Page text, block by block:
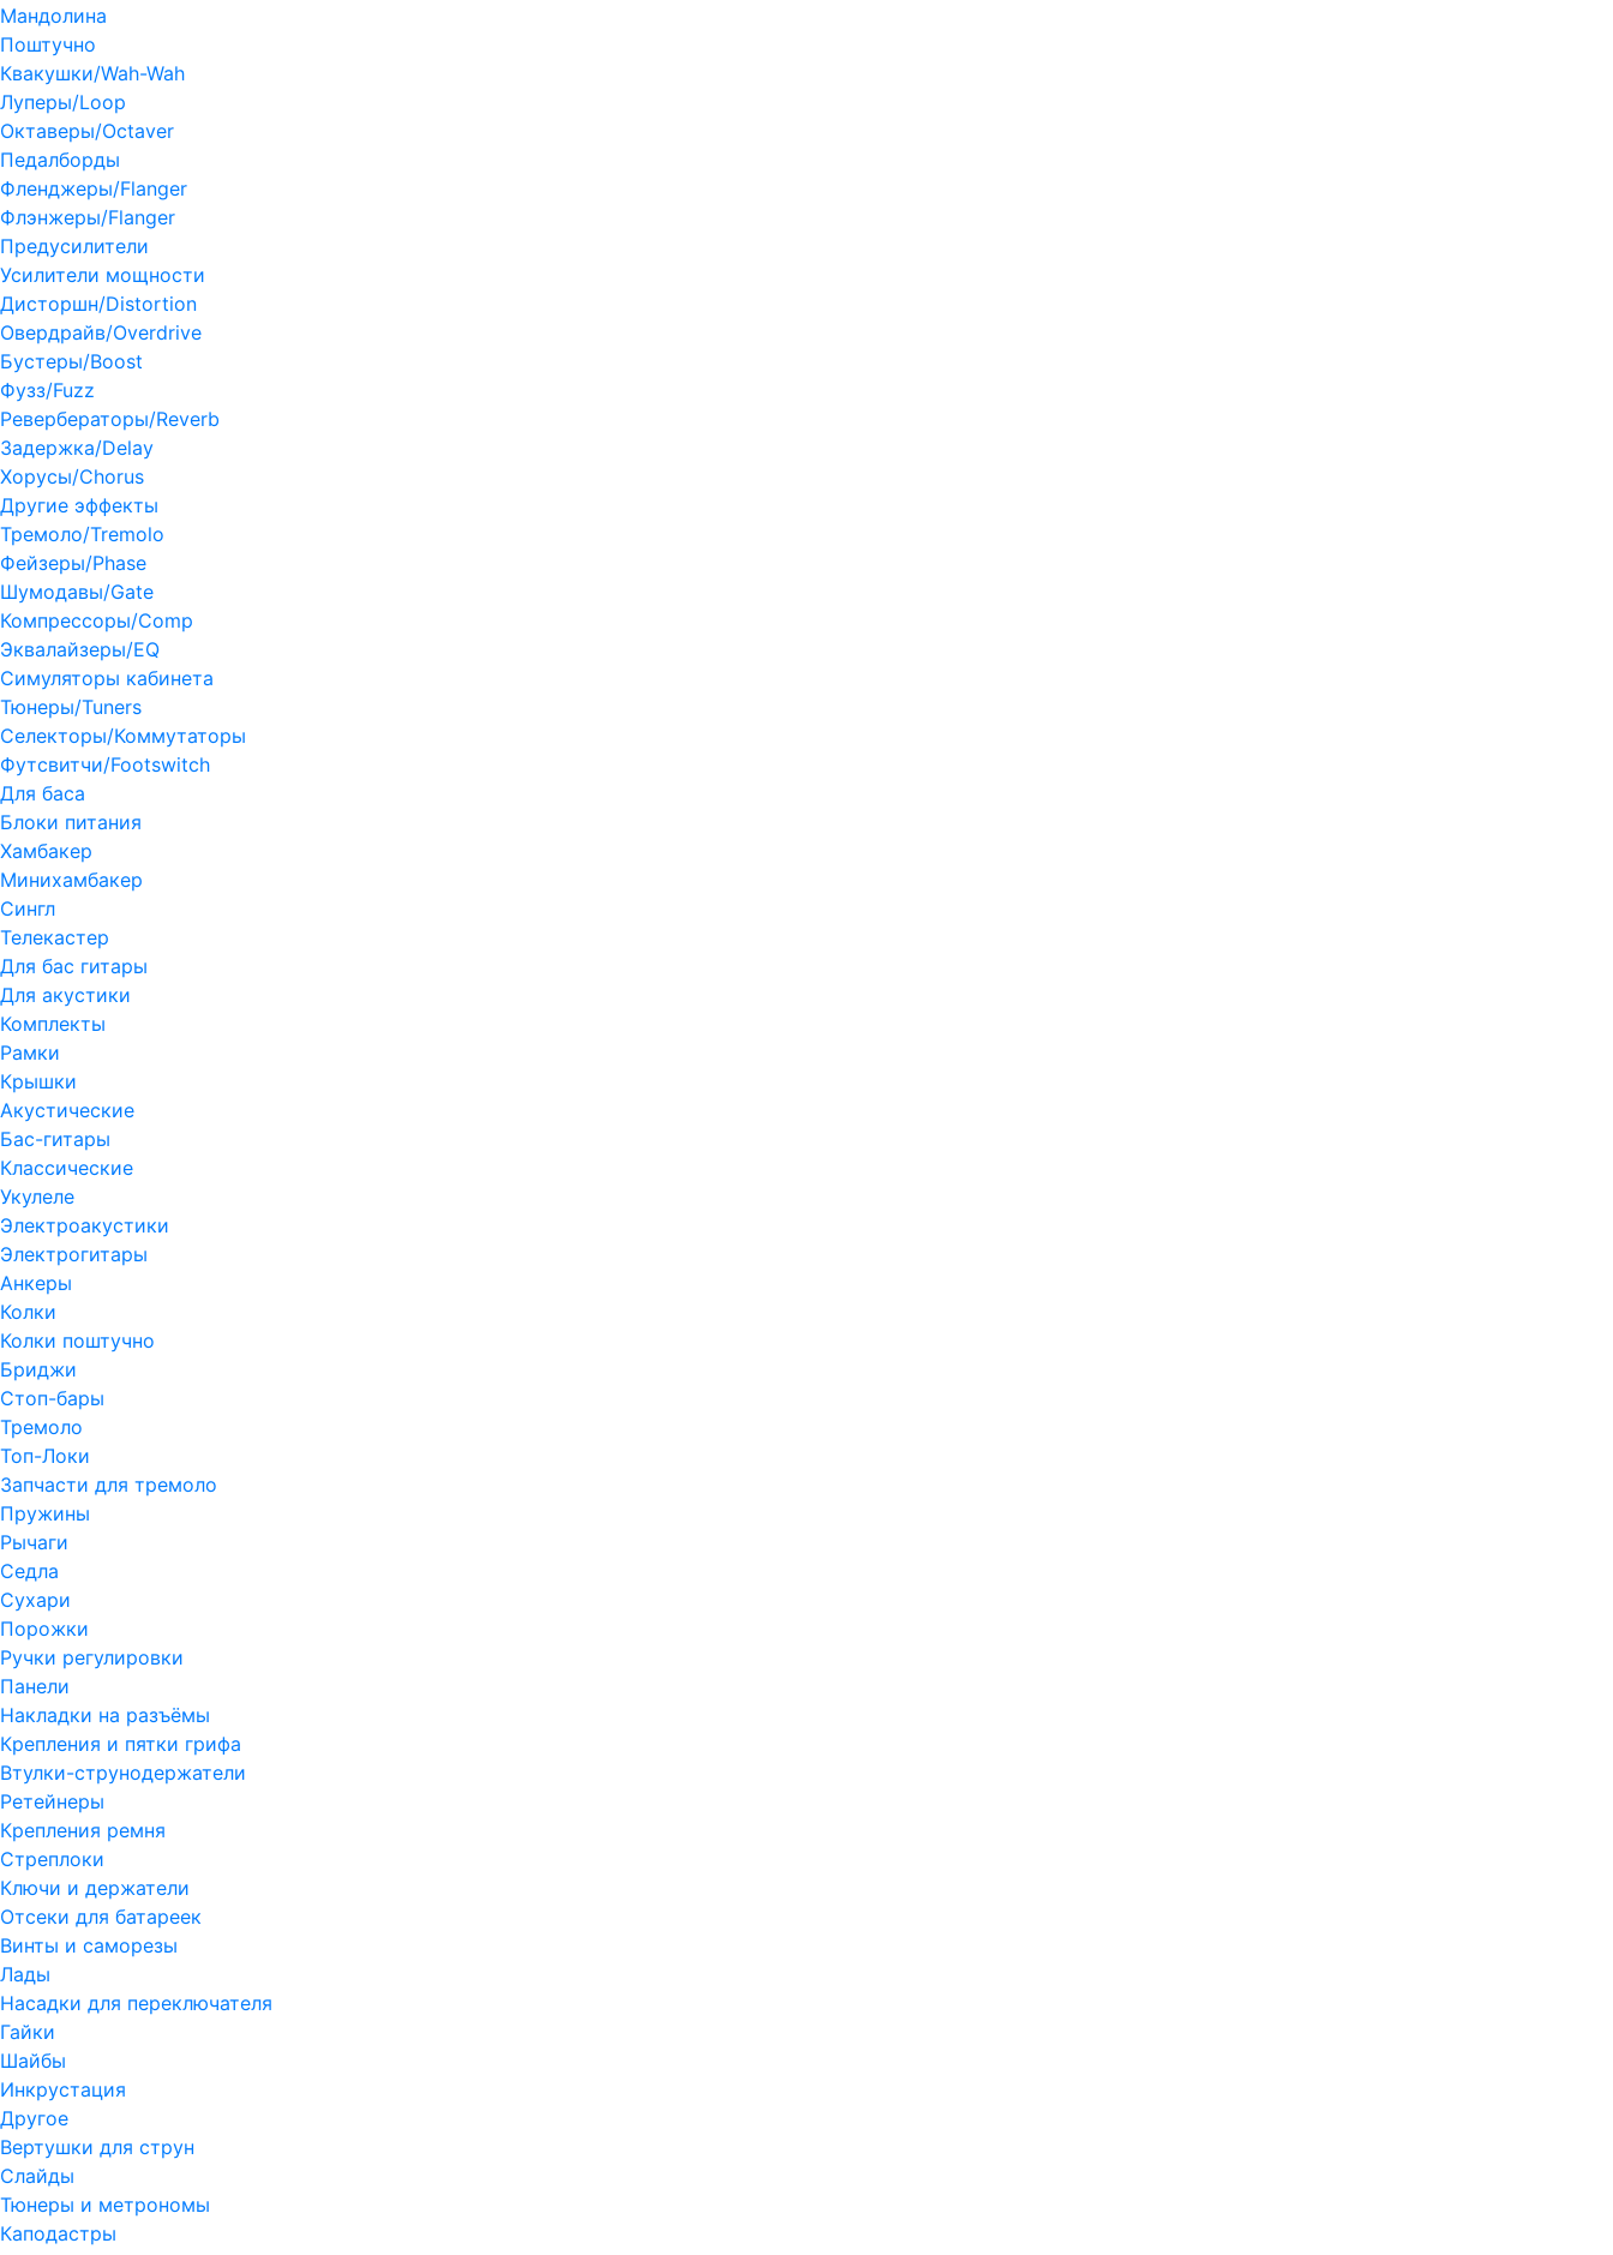
Мандолина
Поштучно
Квакушки/Wah-Wah
Луперы/Loop
Октаверы/Octaver
Педалборды
Фленджеры/Flanger
Флэнжеры/Flanger
Предусилители
Усилители мощности
Дисторшн/Distortion
Овердрайв/Overdrive
Бустеры/Boost
Фузз/Fuzz
Ревербераторы/Reverb
Задержка/Delay
Хорусы/Chorus
Другие эффекты
Тремоло/Tremolo
Фейзеры/Phase
Шумодавы/Gate
Компрессоры/Comp
Эквалайзеры/EQ
Симуляторы кабинета
Тюнеры/Tuners
Селекторы/Коммутаторы
Футсвитчи/Footswitch
Для баса
Блоки питания
Хамбакер
Минихамбакер
Сингл
Телекастер
Для бас гитары
Для акустики
Комплекты
Рамки
Крышки
Акустические
Бас-гитары
Классические
Укулеле
Электроакустики
Электрогитары
Анкеры
Колки
Колки поштучно
Бриджи
Стоп-бары
Тремоло
Топ-Локи
Запчасти для тремоло
Пружины
Рычаги
Седла
Сухари
Порожки
Ручки регулировки
Панели
Накладки на разъёмы
Крепления и пятки грифа
Втулки-струнодержатели
Ретейнеры
Крепления ремня
Стреплоки
Ключи и держатели
Отсеки для батареек
Винты и саморезы
Лады
Насадки для переключателя
Гайки
Шайбы
Инкрустация
Другое
Вертушки для струн
Слайды
Тюнеры и метрономы
Каподастры